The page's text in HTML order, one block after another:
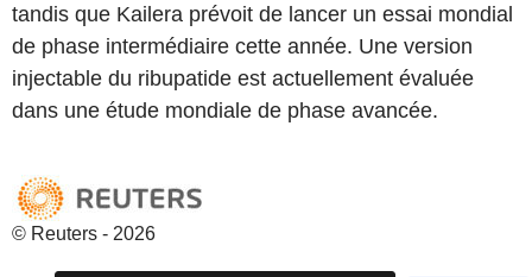
tandis que Kailera prévoit de lancer un essai mondial
de phase intermédiaire cette année. Une version
injectable du ribupatide est actuellement évaluée
dans une étude mondiale de phase avancée.
© Reuters - 2026